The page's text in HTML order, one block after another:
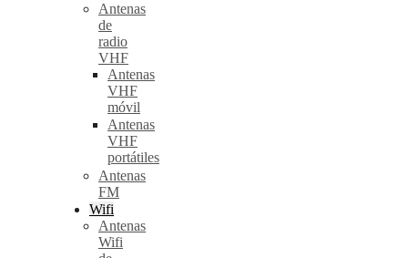
Antenas
de
radio
VHF
Antenas
VHF
móvil
Antenas
VHF
portátiles
Antenas
FM
Wifi
Antenas
Wifi